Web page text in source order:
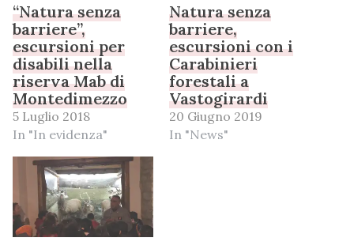
“Natura senza
barriere”,
escursioni per
disabili nella
riserva Mab di
Montedimezzo
5 Luglio 2018
In "In evidenza"
Natura senza
barriere,
escursioni con i
Carabinieri
forestali a
Vastogirardi
20 Giugno 2019
In "News"